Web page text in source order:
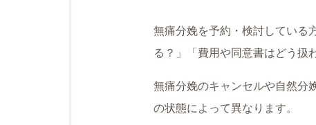
無痛分娩を予約・検討している
る？」「費用や同意書はどう扱
無痛分娩のキャンセルや自然分
の状態によって異なります。